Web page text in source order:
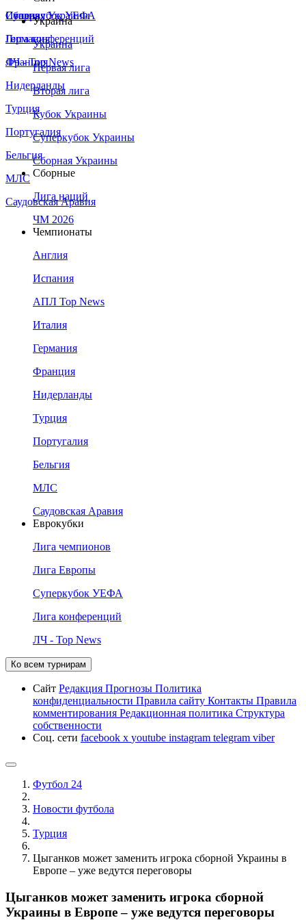
Сборная Украины
Италия
Германия
Франция
Нидерланды
Турция
Португалия
Бельгия
МЛС
Саудовская Аравия
Суперкубок УЕФА
Лига конференций
ЛЧ - Top News
Украина
Украина
Первая лига
Вторая лига
Кубок Украины
Суперкубок Украины
Сборная Украины
Сборные
Лига наций
ЧМ 2026
Чемпионаты
Англия
Испания
АПЛ Top News
Италия
Германия
Франция
Нидерланды
Турция
Португалия
Бельгия
МЛС
Саудовская Аравия
Еврокубки
Лига чемпионов
Лига Европы
Суперкубок УЕФА
Лига конференций
ЛЧ - Top News
Ко всем турнирам
Сайт Редакция Прогнозы Политика
конфиденциальности Правила сайту Контакты Правила
комментирования Редакционная политика Структура
собственности
Соц. сети facebook x youtube instagram telegram viber
Футбол 24
Новости футбола
Турция
Цыганков может заменить игрока сборной Украины в
Европе – уже ведутся переговоры
Цыганков может заменить игрока сборной
Украины в Европе – уже ведутся переговоры